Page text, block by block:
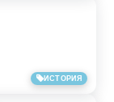
ИСТОРИЯ